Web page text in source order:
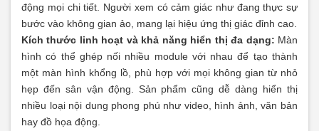
động mọi chi tiết. Người xem có cảm giác như đang thực sự
bước vào không gian ảo, mang lại hiệu ứng thị giác đỉnh cao.
Kích thước linh hoạt và khả năng hiển thị đa dạng: Màn
hình có thể ghép nối nhiều module với nhau để tạo thành
một màn hình khổng lồ, phù hợp với mọi không gian từ nhỏ
hẹp đến sân vận động. Sản phẩm cũng dễ dàng hiển thị
nhiều loại nội dung phong phú như video, hình ảnh, văn bản
hay đồ họa động.